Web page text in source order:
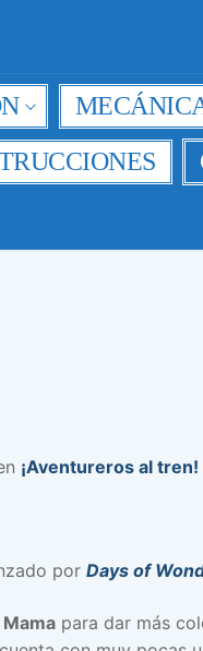
¡Aventureros al tren!
por Days of
para dar más